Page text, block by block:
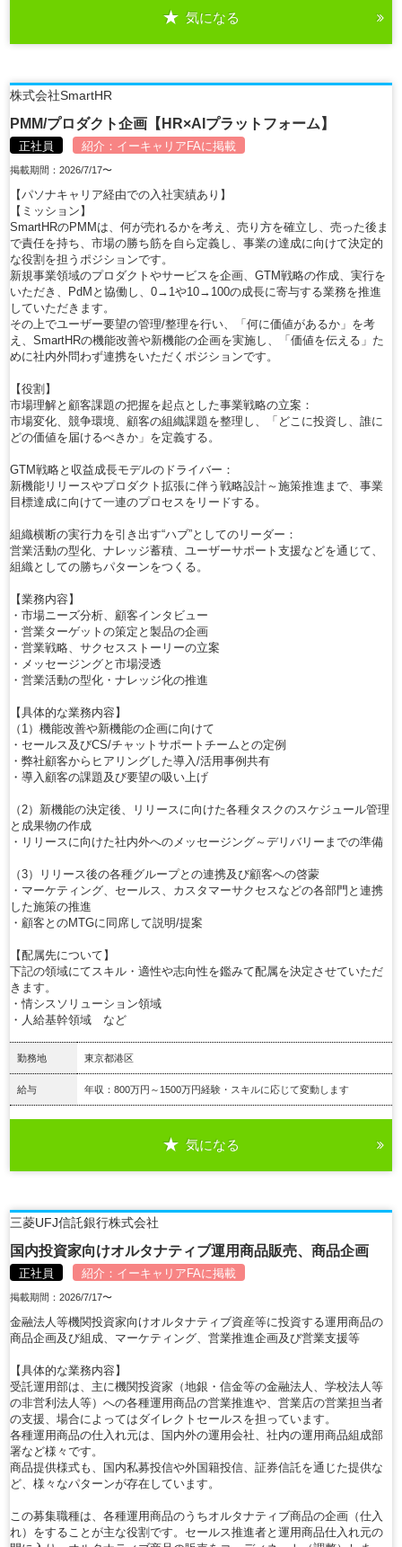
気になる
株式会社SmartHR
PMM/プロダクト企画【HR×AIプラットフォーム】
正社員 紹介： イーキャリアFAに掲載
掲載期間：2026/7/17〜
【パソナキャリア経由での入社実績あり】
【ミッション】
SmartHRのPMMは、何が売れるかを考え、売り方を確立し、売った後ま
で責任を持ち、市場の勝ち筋を自ら定義し、事業の達成に向けて決定的
な役割を担うポジションです。
新規事業領域のプロダクトやサービスを企画、GTM戦略の作成、実行を
いただき、PdMと協働し、0→1や10→100の成長に寄与する業務を推進
していただきます。
その上でユーザー要望の管理/整理を行い、「何に価値があるか」を考
え、SmartHRの機能改善や新機能の企画を実施し、「価値を伝える」た
めに社内外問わず連携をいただくポジションです。
【役割】
市場理解と顧客課題の把握を起点とした事業戦略の立案：
市場変化、競争環境、顧客の組織課題を整理し、「どこに投資し、誰に
どの価値を届けるべきか」を定義する。
GTM戦略と収益成長モデルのドライバー：
新機能リリースやプロダクト拡張に伴う戦略設計～施策推進まで、事業
目標達成に向けて一連のプロセスをリードする。
組織横断の実行力を引き出す“ハブ”としてのリーダー：
営業活動の型化、ナレッジ蓄積、ユーザーサポート支援などを通じて、
組織としての勝ちパターンをつくる。
【業務内容】
・市場ニーズ分析、顧客インタビュー
・営業ターゲットの策定と製品の企画
・営業戦略、サクセスストーリーの立案
・メッセージングと市場浸透
・営業活動の型化・ナレッジ化の推進
【具体的な業務内容】
（1）機能改善や新機能の企画に向けて
・セールス及びCS/チャットサポートチームとの定例
・弊社顧客からヒアリングした導入/活用事例共有
・導入顧客の課題及び要望の吸い上げ
（2）新機能の決定後、リリースに向けた各種タスクのスケジュール管理
と成果物の作成
・リリースに向けた社内外へのメッセージング～デリバリーまでの準備
（3）リリース後の各種グループとの連携及び顧客への啓蒙
・マーケティング、セールス、カスタマーサクセスなどの各部門と連携
した施策の推進
・顧客とのMTGに同席して説明/提案
【配属先について】
下記の領域にてスキル・適性や志向性を鑑みて配属を決定させていただ
きます。
・情シスソリューション領域
・人給基幹領域 など
勤務地 東京都港区
給与 年収：800万円～1500万円経験・スキルに応じて変動します
気になる
三菱UFJ信託銀行株式会社
国内投資家向けオルタナティブ運用商品販売、商品企画
正社員 紹介： イーキャリアFAに掲載
掲載期間：2026/7/17〜
金融法人等機関投資家向けオルタナティブ資産等に投資する運用商品の
商品企画及び組成、マーケティング、営業推進企画及び営業支援等
【具体的な業務内容】
受託運用部は、主に機関投資家（地銀・信金等の金融法人、学校法人等
の非営利法人等）への各種運用商品の営業推進や、営業店の営業担当者
の支援、場合によってはダイレクトセールスを担っています。
各種運用商品の仕入れ元は、国内外の運用会社、社内の運用商品組成部
署など様々です。
商品提供様式も、国内私募投信や外国籍投信、証券信託を通じた提供な
ど、様々なパターンが存在しています。
この募集職種は、各種運用商品のうちオルタナティブ商品の企画（仕入
れ）をすることが主な役割です。セールス推進者と運用商品仕入れ元の